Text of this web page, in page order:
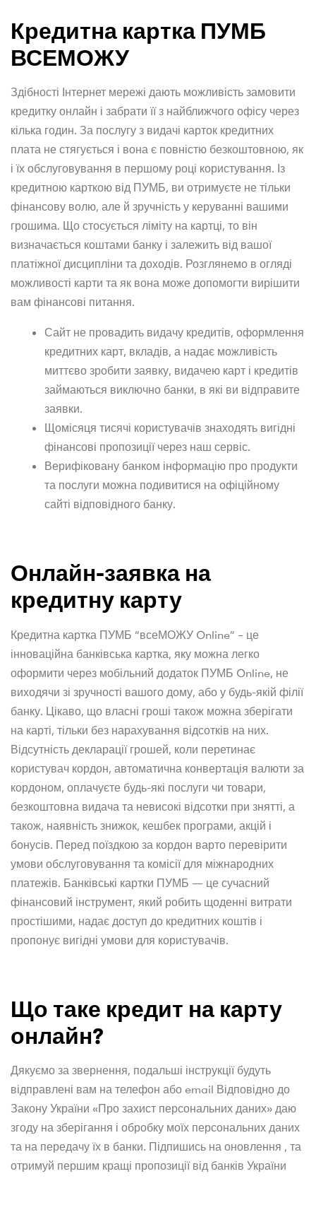
Кредитна картка ПУМБ
ВСЕМОЖУ
Здібності Інтернет мережі дають можливість замовити
кредитку онлайн і забрати її з найближчого офісу через
кілька годин. За послугу з видачі карток кредитних
плата не стягується і вона є повністю безкоштовною, як
і їх обслуговування в першому році користування. Із
кредитною карткою від ПУМБ, ви отримуєте не тільки
фінансову волю, але й зручність у керуванні вашими
грошима. Що стосується ліміту на картці, то він
визначається коштами банку і залежить від вашої
платіжної дисципліни та доходів. Розглянемо в огляді
можливості карти та як вона може допомогти вирішити
вам фінансові питання.
Сайт не провадить видачу кредитів, оформлення
кредитних карт, вкладів, а надає можливість
миттєво зробити заявку, видачею карт і кредитів
займаються виключно банки, в які ви відправите
заявки.
Щомісяця тисячі користувачів знаходять вигідні
фінансові пропозиції через наш сервіс.
Верифіковану банком інформацію про продукти
та послуги можна подивитися на офіційному
сайті відповідного банку.
Онлайн-заявка на
кредитну карту
Кредитна картка ПУМБ “всеМОЖУ Online” – це
інноваційна банківська картка, яку можна легко
оформити через мобільний додаток ПУМБ Online, не
виходячи зі зручності вашого дому, або у будь-якій філії
банку. Цікаво, що власні гроші також можна зберігати
на карті, тільки без нарахування відсотків на них.
Відсутність декларації грошей, коли перетинає
користувач кордон, автоматична конвертація валюти за
кордоном, оплачуєте будь-які послуги чи товари,
безкоштовна видача та невисокі відсотки при знятті, а
також, наявність знижок, кешбек програми, акцій і
бонусів. Перед поїздкою за кордон варто перевірити
умови обслуговування та комісії для міжнародних
платежів. Банківські картки ПУМБ — це сучасний
фінансовий інструмент, який робить щоденні витрати
простішими, надає доступ до кредитних коштів і
пропонує вигідні умови для користувачів.
Що таке кредит на карту
онлайн?
Дякуємо за звернення, подальші інструкції будуть
відправлені вам на телефон або email Відповідно до
Закону України «Про захист персональних даних» даю
згоду на зберігання і обробку моїх персональних даних
та на передачу їх в банки. Підпишись на оновлення , та
отримуй першим кращі пропозиції від банків України